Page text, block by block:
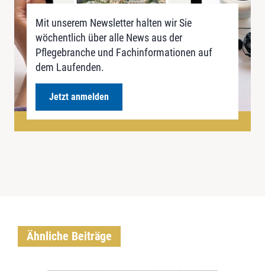
Mit unserem Newsletter halten wir Sie
wöchentlich über alle News aus der
Pflegebranche und Fachinformationen auf
dem Laufenden.
Jetzt anmelden
Ähnliche Beiträge